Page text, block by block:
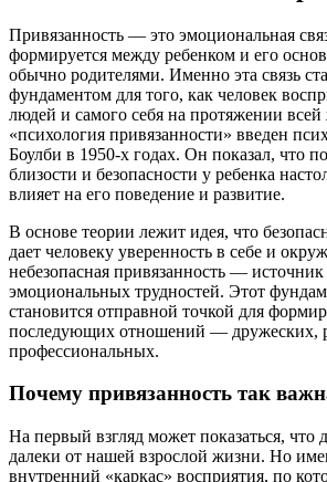
Привязанность — это эмоциональная
формируется между ребенком и его
обычно родителями. Именно эта связь
фундаментом для того, как человек
людей и самого себя на протяжении
«психология привязанности» введен
Боулби в 1950-х годах. Он показал, что
близости и безопасности у ребенка
влияет на его поведение и развитие.
В основе теории лежит идея, что
дает человеку уверенность в себе и
небезопасная привязанность — источник
эмоциональных трудностей. Этот
становится отправной точкой для
последующих отношений — дружеских,
профессиональных.
Почему привязанность так
На первый взгляд может показаться, что
далеки от нашей взрослой жизни. Но
внутренний «каркас» восприятия, по